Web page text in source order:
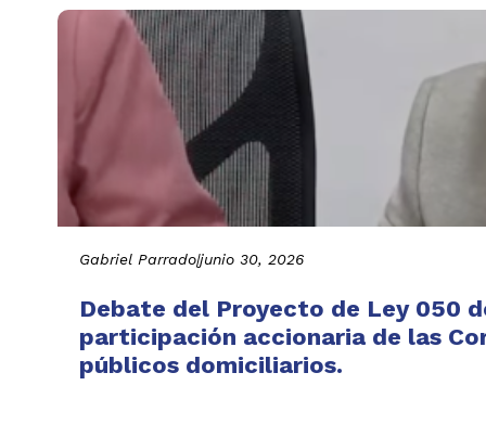
Gabriel Parrado|junio 30, 2026
Debate del Proyecto de Ley 050
participación accionaria de las
públicos domiciliarios.